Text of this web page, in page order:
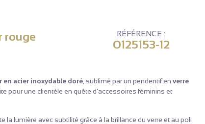
rouge
RÉFÉRENCE :
0125153-12
en acier inoxydable doré, sublimé par un pendentif en verre
pour une clientèle en quête d’accessoires féminins et
lumière avec subtilité grâce à la brillance du verre et au poli